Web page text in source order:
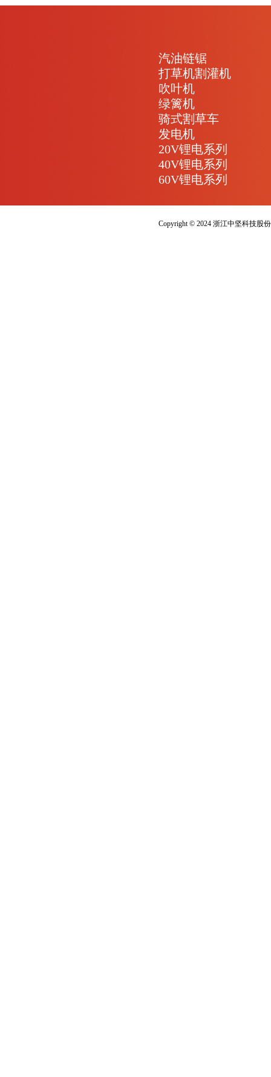
汽油链锯
打草机割灌机
吹叶机
绿篱机
骑式割草车
发电机
20V锂电系列
40V锂电系列
60V锂电系列
Copyright © 2024 浙江中坚科技股